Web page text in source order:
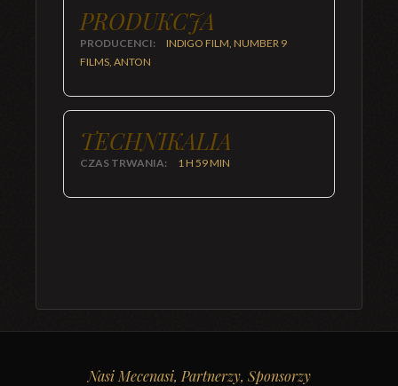
PRODUKCJA
PRODUCENCI:
INDIGO FILM, NUMBER 9
FILMS, ANTON
TECHNIKALIA
CZAS TRWANIA: 1 H 59 MIN
Nasi Mecenasi, Partnerzy, Sponsorzy